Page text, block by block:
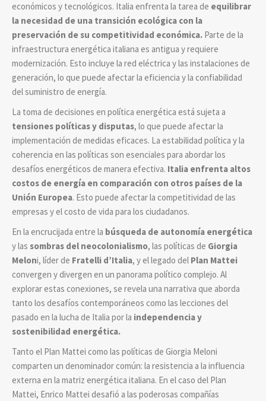
económicos y tecnológicos. Italia enfrenta la tarea de equilibrar
la necesidad de una transición ecológica con la
preservación de su competitividad económica. Parte de la
infraestructura energética italiana es antigua y requiere
modernización. Esto incluye la red eléctrica y las instalaciones de
generación, lo que puede afectar la eficiencia y la confiabilidad
del suministro de energía.
La toma de decisiones en política energética está sujeta a
tensiones políticas y disputas, lo que puede afectar la
implementación de medidas eficaces. La estabilidad política y la
coherencia en las políticas son esenciales para abordar los
desafíos energéticos de manera efectiva. Italia enfrenta altos
costos de energía en comparación con otros países de la
Unión Europea. Esto puede afectar la competitividad de las
empresas y el costo de vida para los ciudadanos.
En la encrucijada entre la búsqueda de autonomía energética
y las sombras del neocolonialismo, las políticas de Giorgia
Meloni, líder de Fratelli d’Italia, y el legado del Plan Mattei
convergen y divergen en un panorama político complejo. Al
explorar estas conexiones, se revela una narrativa que aborda
tanto los desafíos contemporáneos como las lecciones del
pasado en la lucha de Italia por la independencia y
sostenibilidad energética.
Tanto el Plan Mattei como las políticas de Giorgia Meloni
comparten un denominador común: la resistencia a la influencia
externa en la matriz energética italiana. En el caso del Plan
Mattei, Enrico Mattei desafió a las poderosas compañías